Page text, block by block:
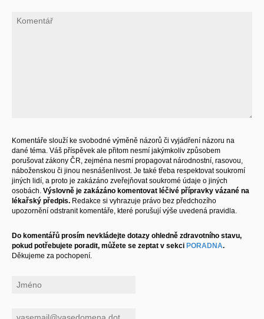
Komentáře slouží ke svobodné výměně názorů či vyjádření názoru na
dané téma. Váš příspěvek ale přitom nesmí jakýmkoliv způsobem
porušovat zákony ČR, zejména nesmí propagovat národnostní, rasovou,
náboženskou či jinou nesnášenlivost. Je také třeba respektovat soukromí
jiných lidí, a proto je zakázáno zveřejňovat soukromé údaje o jiných
osobách. Výslovně je zakázáno komentovat léčivé přípravky vázané na
lékařský předpis. Redakce si vyhrazuje právo bez předchozího
upozornění odstranit komentáře, které porušují výše uvedená pravidla.
Do komentářů prosím nevkládejte dotazy ohledně zdravotního stavu,
pokud potřebujete poradit, můžete se zeptat v sekci PORADNA.
Děkujeme za pochopení.